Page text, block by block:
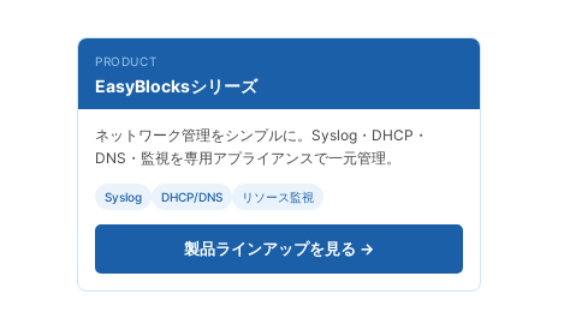
PRODUCT
EasyBlocksシリーズ
ネットワーク管理をシンプルに。Syslog・DHCP・
DNS・監視を専用アプライアンスで一元管理。
Syslog DHCP/DNS リソース監視
製品ラインアップを見る →